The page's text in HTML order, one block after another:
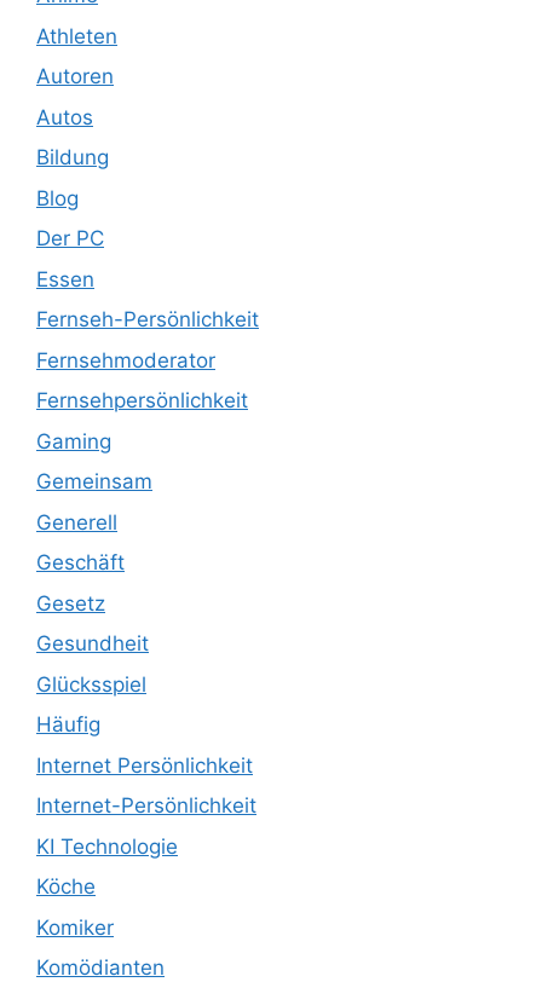
Athleten
Autoren
Autos
Bildung
Blog
Der PC
Essen
Fernseh-Persönlichkeit
Fernsehmoderator
Fernsehpersönlichkeit
Gaming
Gemeinsam
Generell
Geschäft
Gesetz
Gesundheit
Glücksspiel
Häufig
Internet Persönlichkeit
Internet-Persönlichkeit
KI Technologie
Köche
Komiker
Komödianten